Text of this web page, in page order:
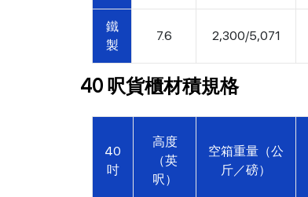
鐵
製
7.6 2,300/5,071
40 呎貨櫃材積規格
40
吋
高度
（英
呎）
空箱重量（公
斤／磅）